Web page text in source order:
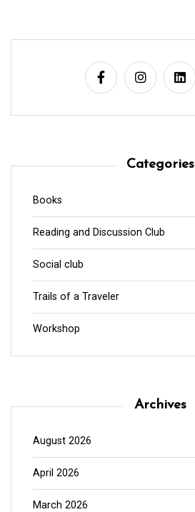
Categories
Books
Reading and Discussion Club
Social club
Trails of a Traveler
Workshop
Archives
August 2026
April 2026
March 2026